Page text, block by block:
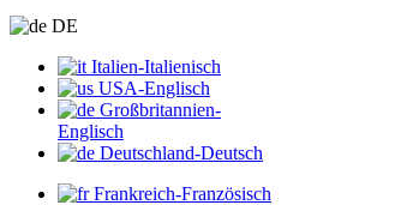
DE
Italien-Italienisch
USA-Englisch
Großbritannien-
Englisch
Deutschland-Deutsch
Frankreich-Französisch